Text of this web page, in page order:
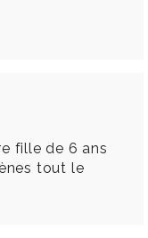
fille de 6 ans
tout le